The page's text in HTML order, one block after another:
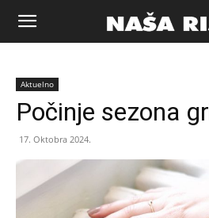
Naša
riječ
Zenica
Aktuelno
Počinje sezona
17. Oktobra 2024.